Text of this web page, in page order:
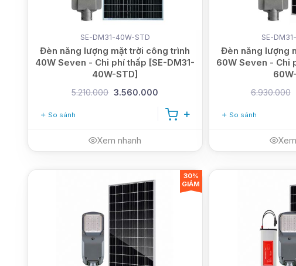
SE-DM31-40W-STD
Đèn năng lượng mặt trời công trình
40W Seven - Chi phí thấp [SE-DM31-
40W-STD]
5.210.000 3.560.000
So sánh
Xem nhanh
SE-
Đèn năng lượng
60W Seven - Chi
6.930.000
So sánh
30%
GIẢM